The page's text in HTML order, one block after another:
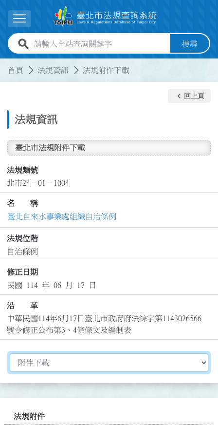
展開選單
全站查詢關鍵字欄位 搜尋
首頁 法規資訊 法規附件下載
法規資訊
keyboard_arrow_left 回上頁
臺北市法規附件下載
法規類號
北市24－01－1004
名 稱
臺北自來水事業處組織自治條例
法規位階
自治條例
修正日期
民國 114 年 06 月 17 日
沿 革
中華民國114年6月17日臺北市政府府法綜字第1143026566
號令修正公布第3、4條條文及編制表
切換選擇法規資訊內容
法規附件